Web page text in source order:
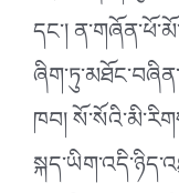
དང་།
ཁབ།